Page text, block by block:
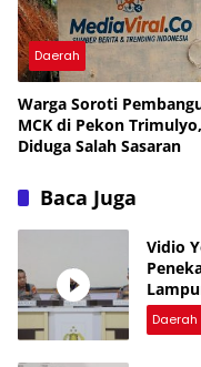
Daerah
Warga Soroti
MCK di Pekon Trimulyo,
Diduga Salah Sasaran
Baca Juga
Vidio
Daerah